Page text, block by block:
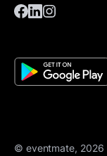
© eventmate, 2026